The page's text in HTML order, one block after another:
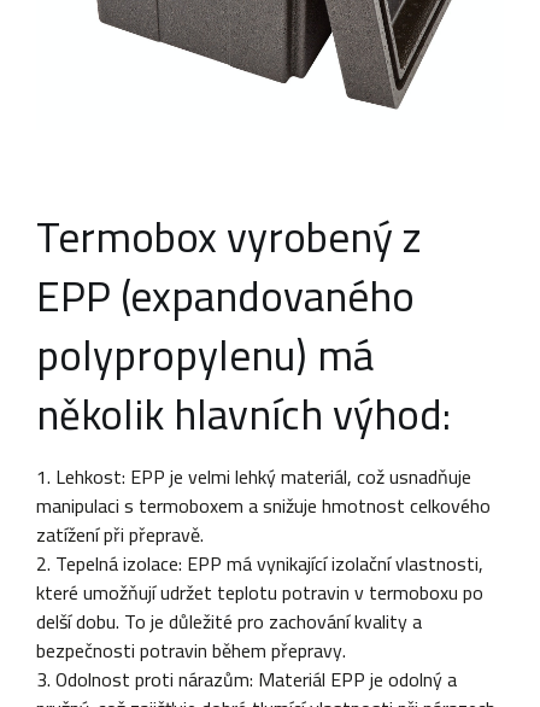
Termobox vyrobený z
EPP (expandovaného
polypropylenu) má
několik hlavních výhod:
1. Lehkost: EPP je velmi lehký materiál, což usnadňuje
manipulaci s termoboxem a snižuje hmotnost celkového
zatížení při přepravě.
2. Tepelná izolace: EPP má vynikající izolační vlastnosti,
které umožňují udržet teplotu potravin v termoboxu po
delší dobu. To je důležité pro zachování kvality a
bezpečnosti potravin během přepravy.
3. Odolnost proti nárazům: Materiál EPP je odolný a